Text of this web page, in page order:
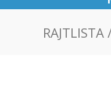
RAJTLISTA